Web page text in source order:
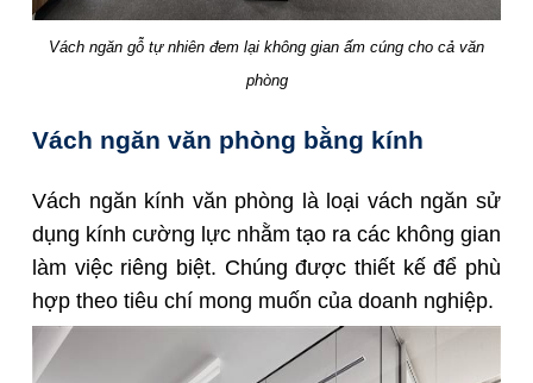
Vách ngăn gỗ tự nhiên đem lại không gian ấm cúng cho cả văn
phòng
Vách ngăn văn phòng bằng kính
Vách ngăn kính văn phòng là loại vách ngăn sử
dụng kính cường lực nhằm tạo ra các không gian
làm việc riêng biệt. Chúng được thiết kế để phù
hợp theo tiêu chí mong muốn của doanh nghiệp.